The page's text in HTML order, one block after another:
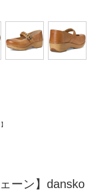
ーン】dansko